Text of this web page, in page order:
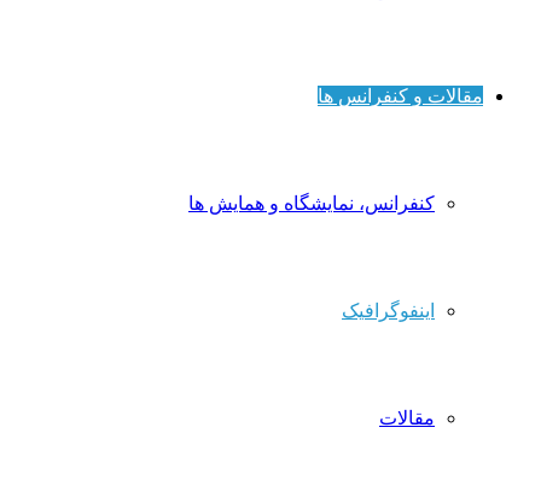
مقالات و کنفرانس ها
کنفرانس، نمایشگاه و همایش ها
اینفوگرافیک
مقالات